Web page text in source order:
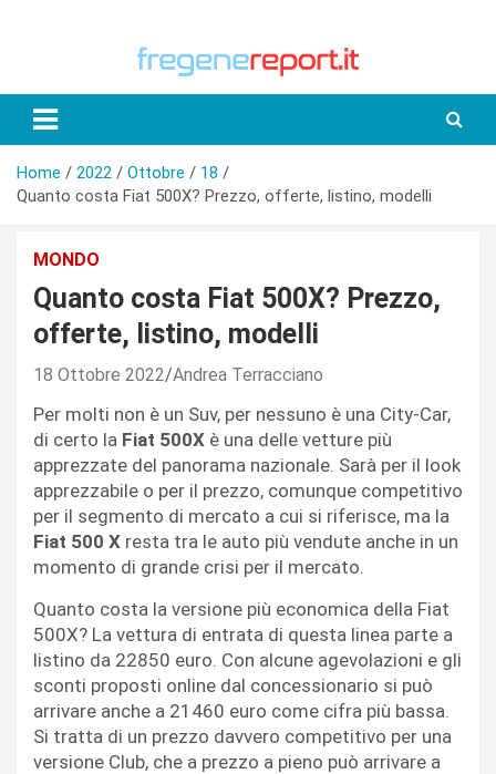
Home 2022 Ottobre
18
Quanto costa Fiat 500X? Prezzo, offerte, listino, modelli
MONDO
Quanto costa Fiat 500X? Prezzo,
offerte, listino, modelli
18 Ottobre 2022 Andrea Terracciano
Per molti non è un Suv, per nessuno è una City-Car,
di certo la Fiat 500X è una delle vetture più
apprezzate del panorama nazionale. Sarà per il look
apprezzabile o per il prezzo, comunque competitivo
per il segmento di mercato a cui si riferisce, ma la
Fiat 500 X resta tra le auto più vendute anche in un
momento di grande crisi per il mercato.
Quanto costa la versione più economica della Fiat
500X? La vettura di entrata di questa linea parte a
listino da 22850 euro. Con alcune agevolazioni e gli
sconti proposti online dal concessionario si può
arrivare anche a 21460 euro come cifra più bassa.
Si tratta di un prezzo davvero competitivo per una
versione Club, che a prezzo a pieno può arrivare a